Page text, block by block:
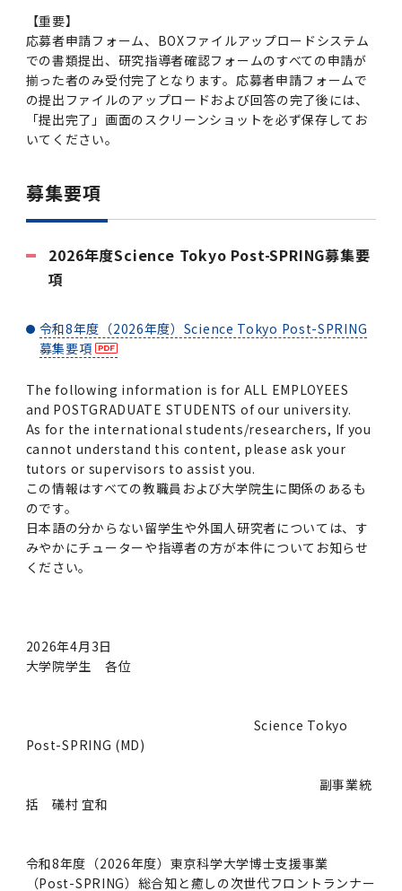
2013年度
2012年度
2011年度
【重要】
応募者申請フォーム、BOXファイルアップロードシステム
での書類提出、研究指導者確認フォームのすべての申請が
揃った者のみ受付完了となります。応募者申請フォームで
の提出ファイルのアップロードおよび回答の完了後には、
「提出完了」画面のスクリーンショットを必ず保存してお
いてください。
募集要項
2026年度Science Tokyo Post-SPRING募集要
項
令和8年度（2026年度）Science Tokyo Post-SPRING
募集要項
The following information is for ALL EMPLOYEES
and POSTGRADUATE STUDENTS of our university.
As for the international students/researchers, If you
cannot understand this content, please ask your
tutors or supervisors to assist you.
この情報はすべての教職員および大学院生に関係のあるも
のです。
日本語の分からない留学生や外国人研究者については、す
みやかにチューターや指導者の方が本件についてお知らせ
ください。
2026年4月3日
大学院学生 各位
Science Tokyo
Post-SPRING (MD)
副事業統
括 礒村 宜和
令和8年度（2026年度）東京科学大学博士支援事業
（Post-SPRING）総合知と癒しの次世代フロントランナー